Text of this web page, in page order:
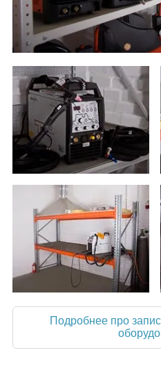
Подробнее про